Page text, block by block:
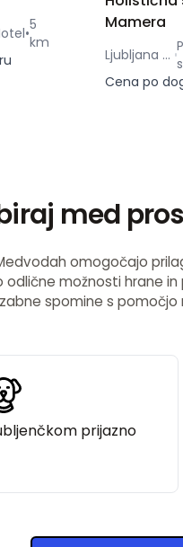
•5
km
Mamera
Ljubljana - Šentvid
Cena po
med
omogočajo
odlične možnosti hrane
spomine s
prijazno